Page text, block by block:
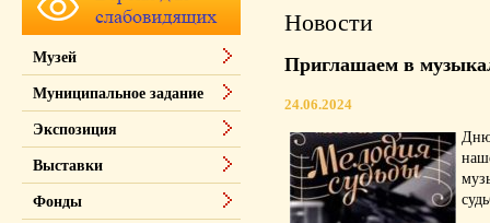
Новости
Приглашаем в
24.06.2024
Музей
Муниципальное задание
Экспозиция
Выставки
Фонды